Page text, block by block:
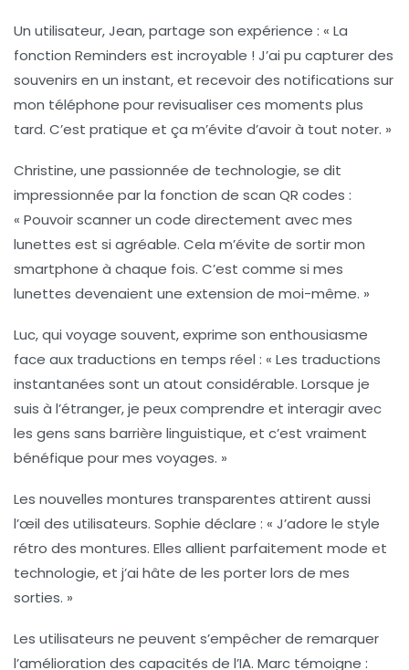
Un utilisateur, Jean, partage son expérience : « La
fonction Reminders est incroyable ! J’ai pu capturer des
souvenirs en un instant, et recevoir des notifications sur
mon téléphone pour revisualiser ces moments plus
tard. C’est pratique et ça m’évite d’avoir à tout noter. »
Christine, une passionnée de technologie, se dit
impressionnée par la fonction de scan QR codes :
« Pouvoir scanner un code directement avec mes
lunettes est si agréable. Cela m’évite de sortir mon
smartphone à chaque fois. C’est comme si mes
lunettes devenaient une extension de moi-même. »
Luc, qui voyage souvent, exprime son enthousiasme
face aux traductions en temps réel : « Les traductions
instantanées sont un atout considérable. Lorsque je
suis à l’étranger, je peux comprendre et interagir avec
les gens sans barrière linguistique, et c’est vraiment
bénéfique pour mes voyages. »
Les nouvelles montures transparentes attirent aussi
l’œil des utilisateurs. Sophie déclare : « J’adore le style
rétro des montures. Elles allient parfaitement mode et
technologie, et j’ai hâte de les porter lors de mes
sorties. »
Les utilisateurs ne peuvent s’empêcher de remarquer
l’amélioration des capacités de l’IA. Marc témoigne :